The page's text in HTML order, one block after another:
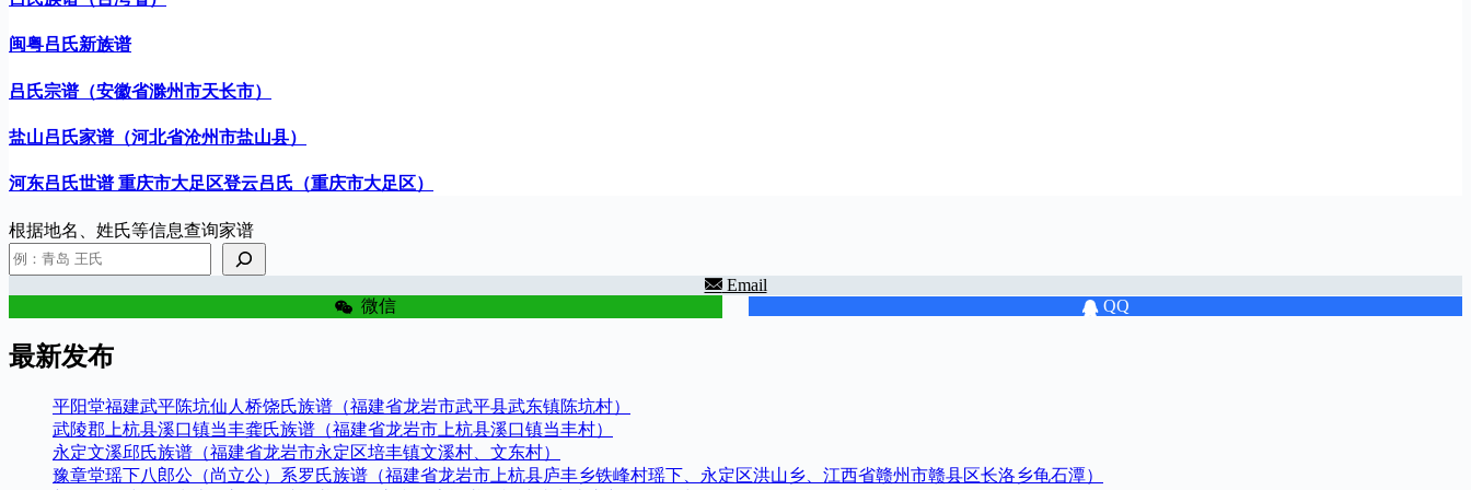
闽粤吕氏新族谱
吕氏宗谱（安徽省滁州市天长市）
盐山吕氏家谱（河北省沧州市盐山县）
河东吕氏世谱 重庆市大足区登云吕氏（重庆市大足区）
根据地名、姓氏等信息查询家谱
Email
微信 QQ
最新发布
平阳堂福建武平陈坑仙人桥饶氏族谱（福建省龙岩市武平县武东镇陈坑村）
武陵郡上杭县溪口镇当丰龚氏族谱（福建省龙岩市上杭县溪口镇当丰村）
永定文溪邱氏族谱（福建省龙岩市永定区培丰镇文溪村、文东村）
豫章堂瑶下八郎公（尚立公）系罗氏族谱（福建省龙岩市上杭县庐丰乡铁峰村瑶下、永定区洪山乡、江西省赣州市赣县区长洛乡龟石潭）